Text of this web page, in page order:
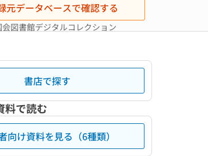
元データベースで確認する
会図書館デジタルコレクション
書店で探す
料で読む
向け資料を見る（6種類）